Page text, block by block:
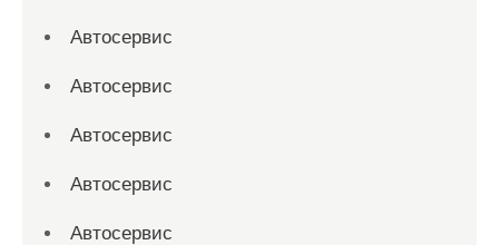
Автосервис
Автосервис
Автосервис
Автосервис
Автосервис